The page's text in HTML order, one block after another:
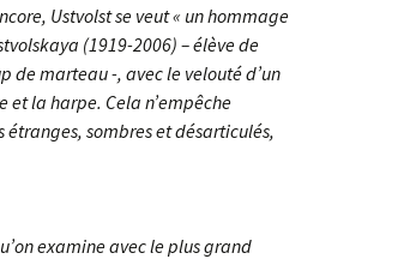
Ustvolst se veut « un hommage
(1919-2006) – élève de
de marteau -, avec le velouté d’un
la harpe. Cela n’empêche
étranges, sombres et désarticulés,
examine avec le plus grand